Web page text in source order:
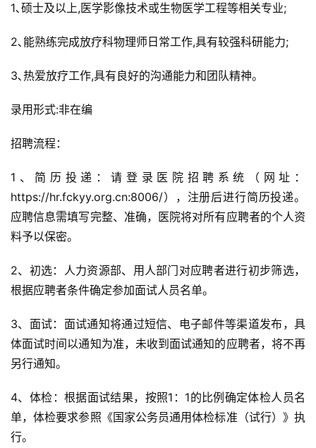
1､硕士及以上,医学影像技术或生物医学工程等相关专业;
2､能熟练完成放疗科物理师日常工作,具有较强科研能力;
3､热爱放疗工作,具有良好的沟通能力和团队精神。
录用形式:非在编
招聘流程：
1、简历投递：请登录医院招聘系统（网址：
https://hr.fckyy.org.cn:8006/），注册后进行简历投递。
应聘信息需填写完整、准确，医院将对所有应聘者的个人资
料予以保密。
2、初选：人力资源部、用人部门对应聘者进行初步筛选，
根据应聘者条件确定参加面试人员名单。
3、面试：面试通知将通过短信、电子邮件等渠道发布，具
体面试时间以通知为准，未收到面试通知的应聘者，将不再
另行通知。
4、体检：根据面试结果，按照1：1的比例确定体检人员名
单，体检要求参照《国家公务员通用体检标准（试行）》执
行。